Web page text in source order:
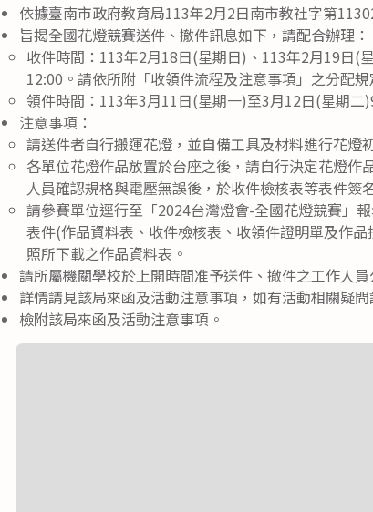
依據臺南市政府教育局113年2月2日南市教社字第
旨揭全國花燈競賽送件、撤件訊息如下，請配合辦理：
收件時間：113年2月18日(星期日)、113年2月19日(
12:00。請依所附「收領件流程及注意事項」之分配規
領件時間：113年3月11日(星期一)至3月12日(星期二
注意事項：
請送件者自行搬運花燈，並自備工具及材料進行花燈
各單位花燈作品放置於台座之後，請自行決定花燈
人員確認規格與電壓無誤後，於收件檢核表等表件簽
請參賽單位逕行至「2024台灣燈會-全國花燈競賽
表件(作品資料表、收件檢核表、收領件證明單及作
照所下載之作品資料表。
請所屬機關學校於上開時間准予送件、撤件之工作人
詳情請見該局來函及活動注意事項，如有活動相關疑
檢附該局來函及活動注意事項。